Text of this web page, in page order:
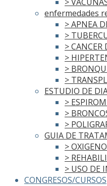
enfermedades
> APNEA
>
> CANCER
>
>
>
ESTUDIO DE
>
>
>
GUIA DE
>
>
> USO DE
CONGRESOS/CURSOS